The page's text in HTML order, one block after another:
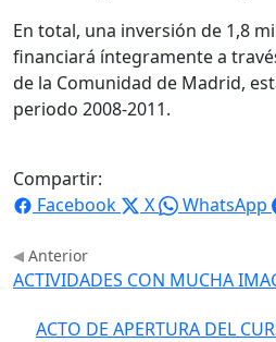
En total, una inversión de 1,8
financiará íntegramente a
de la Comunidad de Madrid,
periodo 2008-2011.
Compartir:
Facebook
X WhatsApp
Anterior
ACTIVIDADES CON MUCHA
ACTO DE APERTURA DEL